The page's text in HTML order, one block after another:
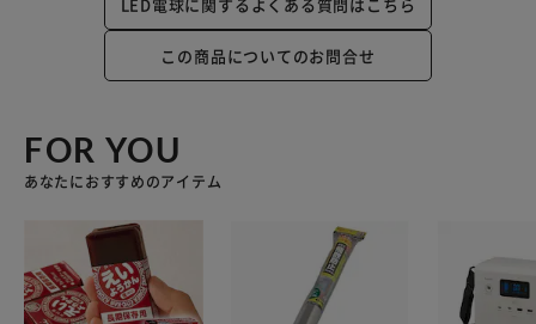
この商品についてのお問合せ
FOR YOU
あなたにおすすめのアイテム